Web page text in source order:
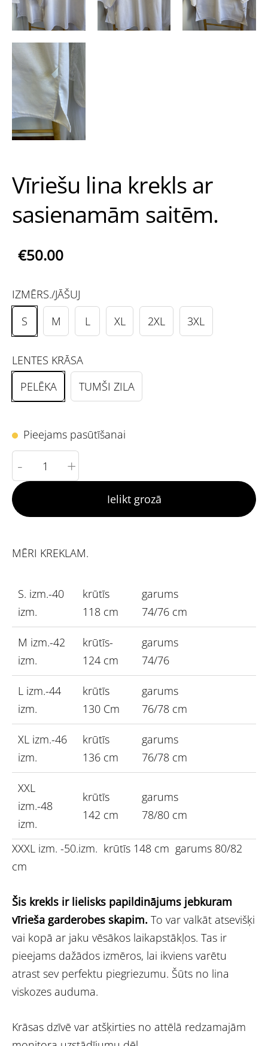
Vīriešu lina krekls ar
sasienamām saitēm.
€50.00
IZMĒRS./JĀŠUJ
S
M L XL 2XL 3XL
LENTES KRĀSA
PELĒKA
TUMŠI ZILA
Pieejams pasūtīšanai
- +
Ielikt grozā
MĒRI KREKLAM.
S. izm.-40
izm.
krūtīs
118 cm
garums
74/76 cm
M izm.-42
izm.
krūtīs-
124 cm
garums
74/76
L izm.-44
izm.
krūtīs
130 Cm
garums
76/78 cm
XL izm.-46
izm.
krūtīs
136 cm
garums
76/78 cm
XXL
izm.-48
izm.
krūtīs
142 cm
garums
78/80 cm
XXXL izm. -50.izm. krūtīs 148 cm garums 80/82
cm
Šis krekls ir lielisks papildinājums jebkuram
vīrieša garderobes skapim. To var valkāt atsevišķi
vai kopā ar jaku vēsākos laikapstākļos. Tas ir
pieejams dažādos izmēros, lai ikviens varētu
atrast sev perfektu piegriezumu. Šūts no lina
viskozes auduma.
Krāsas dzīvē var atšķirties no attēlā redzamajām